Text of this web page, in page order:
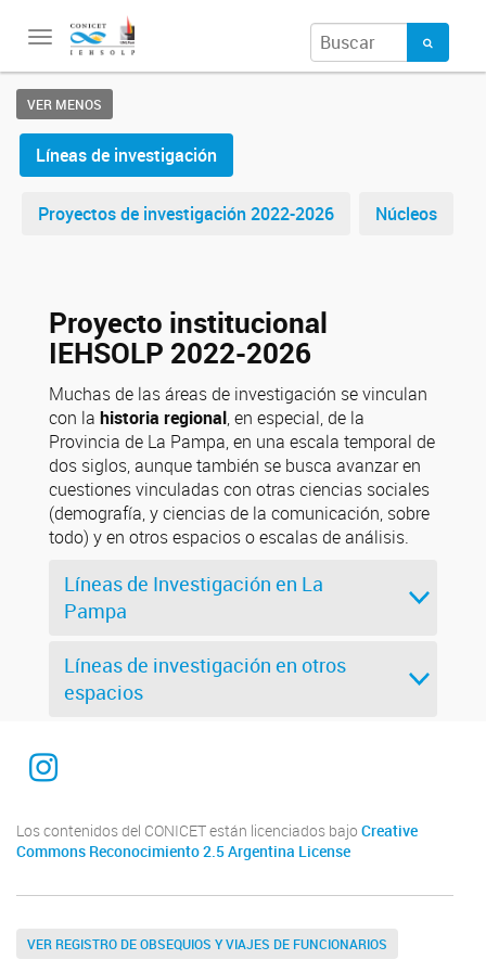
Toggle
VER MENOS
Líneas de investigación
Proyectos de investigación 2022-2026 Núcleos
Proyecto institucional
IEHSOLP 2022-2026
Muchas de las áreas de investigación se vinculan
con la historia regional, en especial, de la
Provincia de La Pampa, en una escala temporal de
dos siglos, aunque también se busca avanzar en
cuestiones vinculadas con otras ciencias sociales
(demografía, y ciencias de la comunicación, sobre
todo) y en otros espacios o escalas de análisis.
Líneas de Investigación en La
Pampa
Líneas de investigación en otros
espacios
Instagram
Los contenidos del CONICET están licenciados bajo Creative
Commons Reconocimiento 2.5 Argentina License
VER REGISTRO DE OBSEQUIOS Y VIAJES DE FUNCIONARIOS